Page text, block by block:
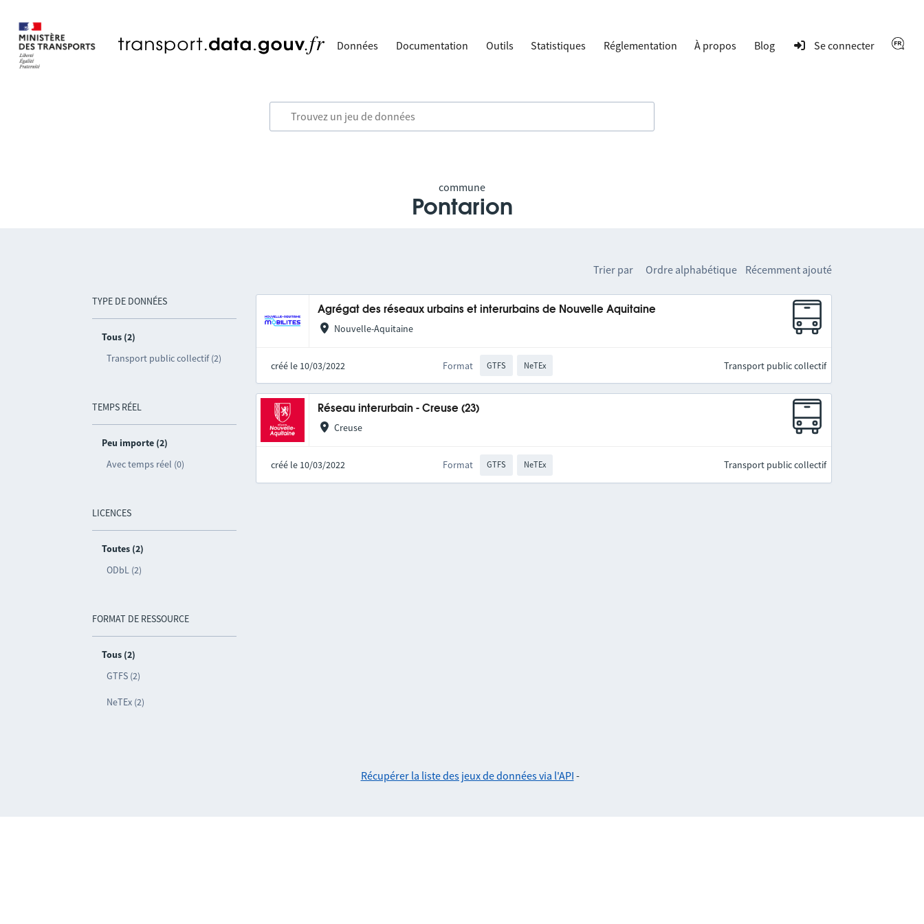
Données Documentation Outils Statistiques Réglementation À propos Blog Se connecter
commune
Pontarion
TYPE DE DONNÉES
Tous (2)
Transport public collectif (2)
TEMPS RÉEL
Peu importe (2)
Avec temps réel (0)
LICENCES
Toutes (2)
ODbL (2)
FORMAT DE RESSOURCE
Tous (2)
GTFS (2)
NeTEx (2)
Trier par Ordre alphabétique Récemment ajouté
Agrégat des réseaux urbains et interurbains de Nouvelle Aquitaine
Nouvelle-Aquitaine
créé le 10/03/2022 Format GTFS NeTEx Transport public collectif
Réseau interurbain - Creuse (23)
Creuse
créé le 10/03/2022 Format GTFS NeTEx Transport public collectif
Récupérer la liste des jeux de données via l'API -